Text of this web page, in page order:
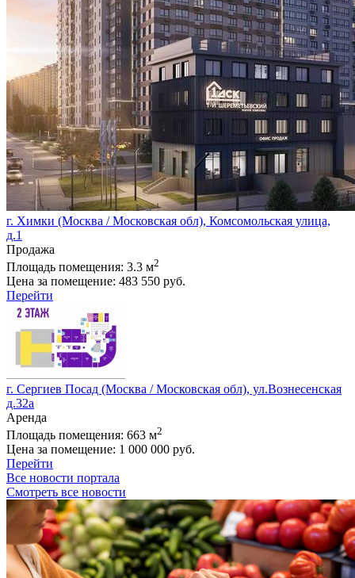
г. Химки (Москва / Московская обл), Комсомольская улица,
д.1
Продажа
Площадь помещения: 3.3 м2
Цена за помещение: 483 550 руб.
Перейти
г. Сергиев Посад (Москва / Московская обл), ул.Вознесенская
д.32а
Аренда
Площадь помещения: 663 м2
Цена за помещение: 1 000 000 руб.
Перейти
Все новости портала
Смотреть все новости